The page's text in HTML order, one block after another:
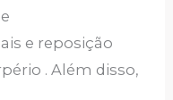
e reposição
. Além disso,